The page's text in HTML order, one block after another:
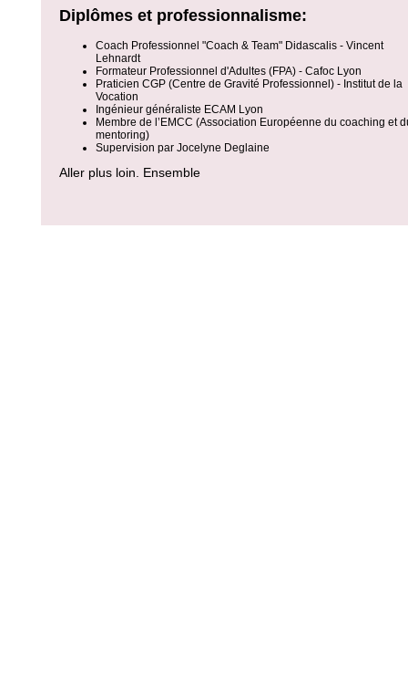
Diplômes et professionnalisme:
Coach Professionnel "Coach & Team" Didascalis - Vincent
Lehnardt
Formateur Professionnel d'Adultes (FPA) - Cafoc Lyon
Praticien CGP (Centre de Gravité Professionnel) - Institut de la
Vocation
Ingénieur généraliste ECAM Lyon
Membre de l’EMCC (Association Européenne du coaching et
mentoring)
Supervision par Jocelyne Deglaine
Aller plus loin. Ensemble